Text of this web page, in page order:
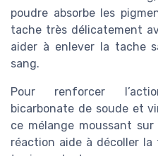
poudre absorbe les
tache très délicatement
aider à enlever la tache
sang.
Pour renforcer
bicarbonate de soude et
ce mélange moussant
réaction aide à décoller